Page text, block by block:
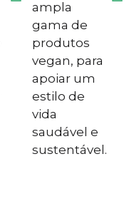
ampla
gama de
produtos
vegan, para
apoiar um
estilo de
vida
saudável e
sustentável.